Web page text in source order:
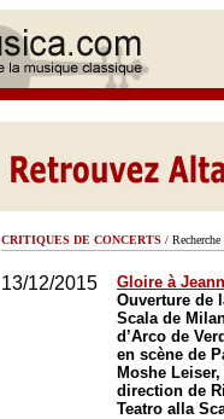
CRITIQUES DE CONCERTS / Recherche
13/12/2015
Gloire à
Ouverture de
Scala de
d’Arco de
en scène de
Moshe
direction de
Teatro alla